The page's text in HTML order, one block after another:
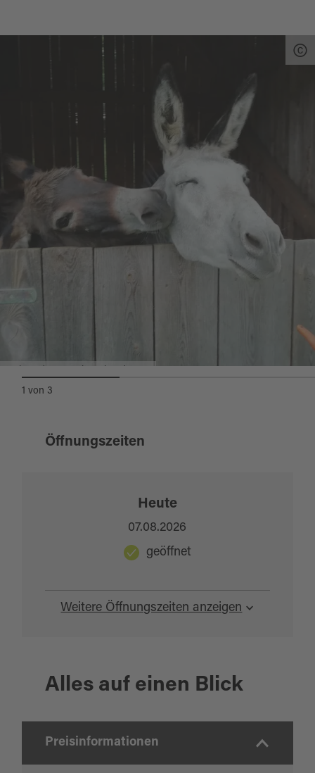
Eselwanderung zum Schluss mit einem
Fotoshooting mit den Langohren.
1 von 3
Öffnungszeiten
Weitere Öffnungszeiten anzeigen
Heute
07.08.2026
geöffnet
Alles auf einen Blick
Preisinformationen